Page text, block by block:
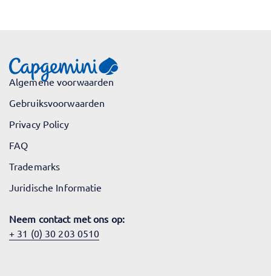
Algemene voorwaarden
Gebruiksvoorwaarden
Privacy Policy
FAQ
Trademarks
Juridische Informatie
Neem contact met ons op:
+ 31 (0) 30 203 0510